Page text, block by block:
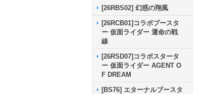
[26RBS02] 幻惑の翔風
[26RCB01]コラボブースタ
ー 仮面ライダー 運命の戦
線
[26RSD07]コラボスタータ
ー 仮面ライダー AGENT O
F DREAM
[BS76] エターナルブースタ